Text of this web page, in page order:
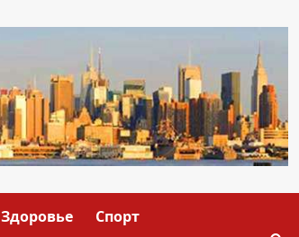
Здоровье Спорт